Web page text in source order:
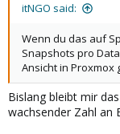
itNGO said:
Wenn du das auf
Snapshots pro
Ansicht in Proxmox
Bislang bleibt mir
wachsender Zahl an